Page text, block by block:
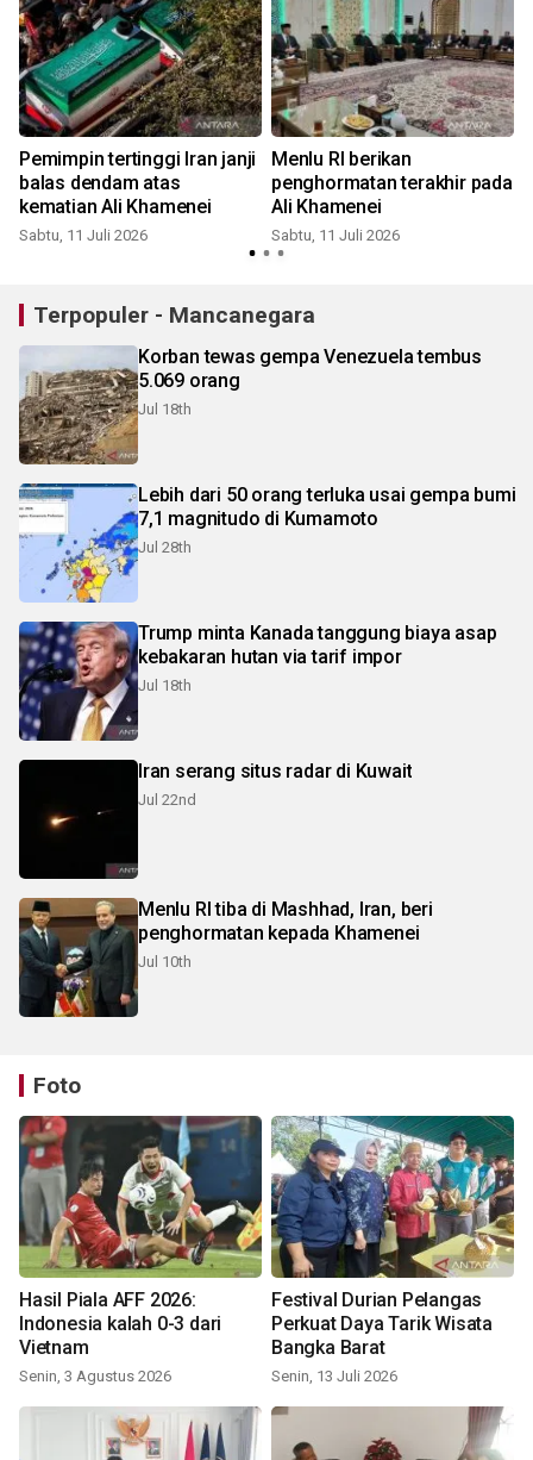
Pemimpin tertinggi Iran janji
balas dendam atas
kematian Ali Khamenei
Sabtu, 11 Juli 2026
Menlu RI berikan
penghormatan terakhir pada
Ali Khamenei
Sabtu, 11 Juli 2026
Terpopuler - Mancanegara
Korban tewas gempa Venezuela tembus
5.069 orang
Jul 18th
Lebih dari 50 orang terluka usai gempa bumi
7,1 magnitudo di Kumamoto
Jul 28th
Trump minta Kanada tanggung biaya asap
kebakaran hutan via tarif impor
Jul 18th
Iran serang situs radar di Kuwait
Jul 22nd
Menlu RI tiba di Mashhad, Iran, beri
penghormatan kepada Khamenei
Jul 10th
Foto
Hasil Piala AFF 2026:
Indonesia kalah 0-3 dari
Vietnam
Senin, 3 Agustus 2026
Festival Durian Pelangas
Perkuat Daya Tarik Wisata
Bangka Barat
Senin, 13 Juli 2026